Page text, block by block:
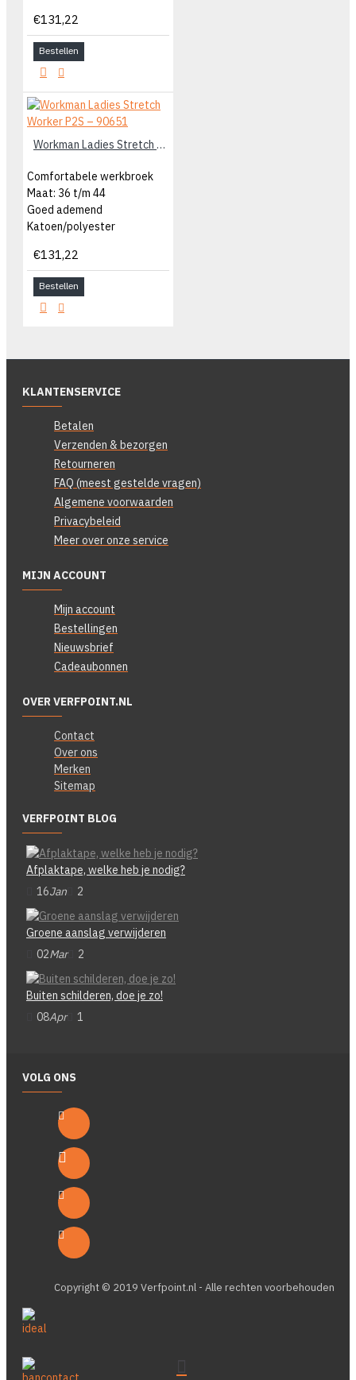
€131,22
Bestellen
Workman Ladies Stretch Worker P2S – 90651
Comfortabele werkbroek
Maat: 36 t/m 44
Goed ademend
Katoen/polyester
€131,22
Bestellen
KLANTENSERVICE
Betalen
Verzenden & bezorgen
Retourneren
FAQ (meest gestelde vragen)
Algemene voorwaarden
Privacybeleid
Meer over onze service
MIJN ACCOUNT
Mijn account
Bestellingen
Nieuwsbrief
Cadeaubonnen
OVER VERFPOINT.NL
Contact
Over ons
Merken
Sitemap
VERFPOINT BLOG
Afplaktape, welke heb je nodig?
16Jan 2
Groene aanslag verwijderen
02Mar 2
Buiten schilderen, doe je zo!
08Apr 1
VOLG ONS
Copyright © 2019 Verfpoint.nl - Alle rechten voorbehouden